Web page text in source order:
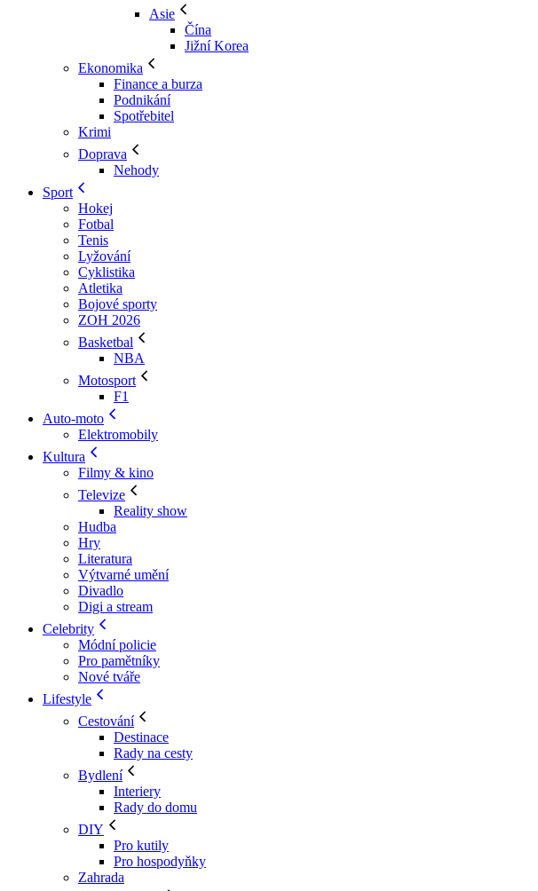
Asie
Čína
Jižní Korea
Ekonomika
Finance a burza
Podnikání
Spotřebitel
Krimi
Doprava
Nehody
Sport
Hokej
Fotbal
Tenis
Lyžování
Cyklistika
Atletika
Bojové sporty
ZOH 2026
Basketbal
NBA
Motosport
F1
Auto-moto
Elektromobily
Kultura
Filmy & kino
Televize
Reality show
Hudba
Hry
Literatura
Výtvarné umění
Divadlo
Digi a stream
Celebrity
Módní policie
Pro pamětníky
Nové tváře
Lifestyle
Cestování
Destinace
Rady na cesty
Bydlení
Interiery
Rady do domu
DIY
Pro kutily
Pro hospodyňky
Zahrada